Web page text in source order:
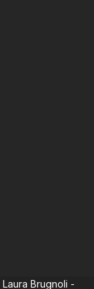
Brugnoli -